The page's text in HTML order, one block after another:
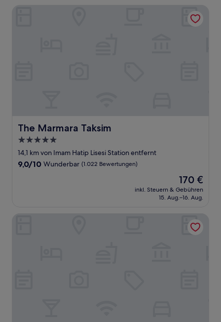
10,
The Marmara Taksim
The Marmara Taksim
5.0-
Sterne-
Unterkunft
14,1 km von Imam Hatip Lisesi Station entfernt
9.0
9,0/10 Wunderbar (1.022 Bewertungen)
Der
Preis
beträgt
170 €
inkl. Steuern & Gebühren
15. Aug.–16. Aug.